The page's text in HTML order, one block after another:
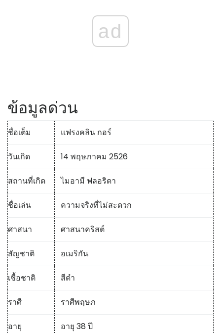
ad
ข้อมูลด่วน
ชื่อเต็ม แฟรงคลิน กอร์
วันเกิด 14 พฤษภาคม 2526
สถานที่เกิด ไมอามี ฟลอริดา
ชื่อเล่น ความจริงที่ไม่สะดวก
ศาสนา ศาสนาคริสต์
สัญชาติ อเมริกัน
เชื้อชาติ สีดำ
ราศี ราศีพฤษภ
อายุ อายุ 38 ปี